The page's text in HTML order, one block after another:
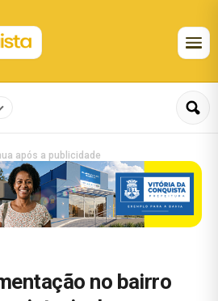
após a publicidade
no bairro